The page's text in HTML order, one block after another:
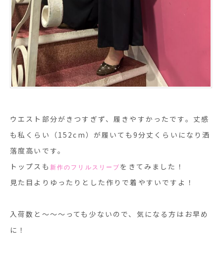
ウエスト部分がきつすぎず、履きやすかったです。丈感
も私くらい（152cm）が履いても9分丈くらいになり洒
落度高いです。
トップスも 新作のフリルスリーブ をきてみました！
見た目よりゆったりとした作りで着やすいですよ！
入荷数と〜〜〜っても少ないので、気になる方はお早め
に！